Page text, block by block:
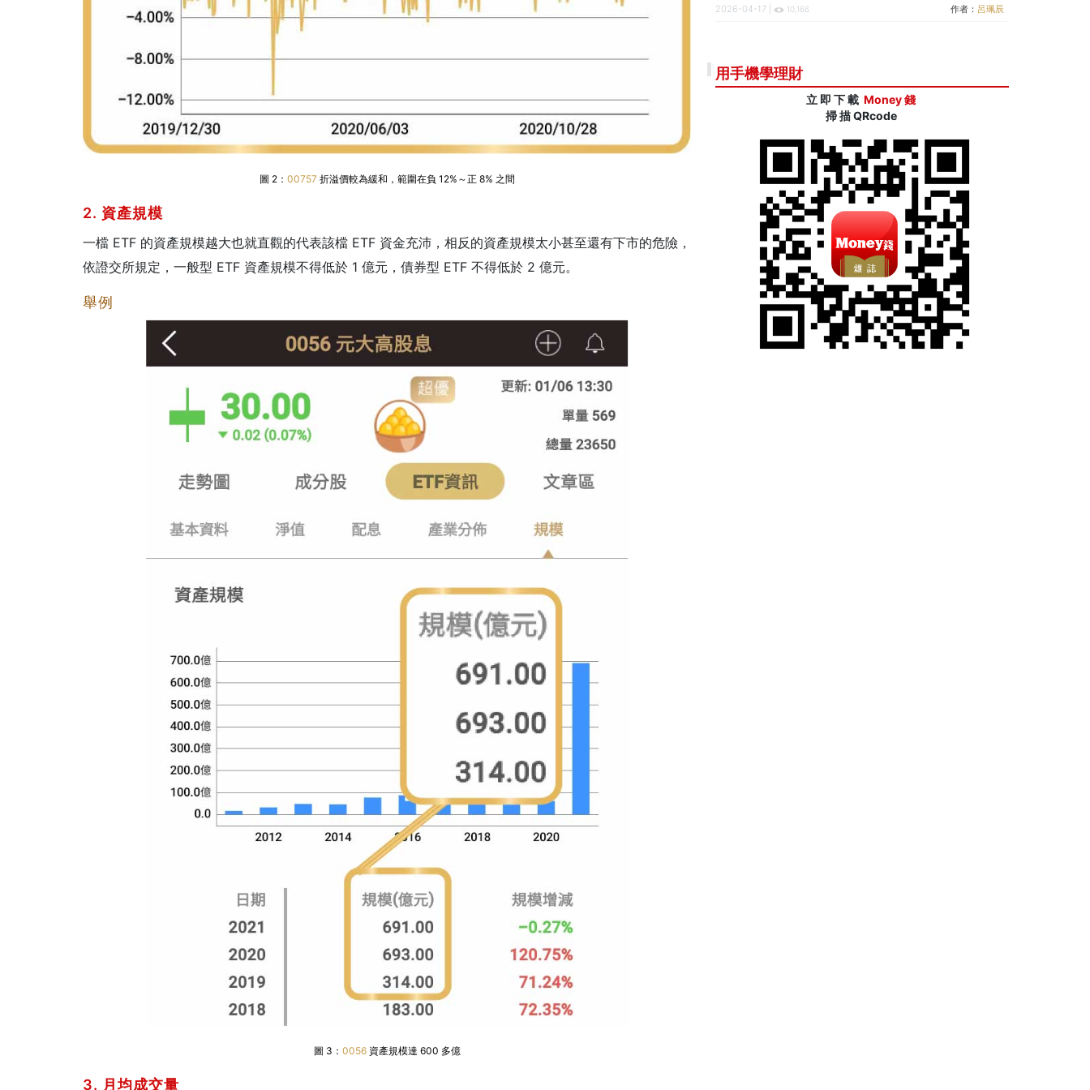
圖 2： 00757 折溢價較為緩和，範圍在負 12%～正 8% 之間
2. 資產規模
一檔 ETF 的資產規模越大也就直觀的代表該檔 ETF 資金充沛，相反的資產規模太小甚至還有下市的危險，
依證交所規定，一般型 ETF 資產規模不得低於 1 億元，債券型 ETF 不得低於 2 億元。
舉例
圖 3： 0056資產規模達 600 多億
3. 月均成交量
2026-04-17 | 10,166 作者： 呂珮辰
用手機學理財
立 即 下 載 Money 錢
掃 描 QRcode